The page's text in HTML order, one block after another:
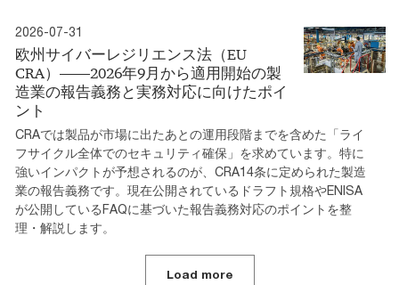
2026-07-31
欧州サイバーレジリエンス法（EU
CRA）――2026年9月から適用開始の製
造業の報告義務と実務対応に向けたポイ
ント
CRAでは製品が市場に出たあとの運用段階までを含めた「ライ
フサイクル全体でのセキュリティ確保」を求めています。特に
強いインパクトが予想されるのが、CRA14条に定められた製造
業の報告義務です。現在公開されているドラフト規格やENISA
が公開しているFAQに基づいた報告義務対応のポイントを整
理・解説します。
Load more